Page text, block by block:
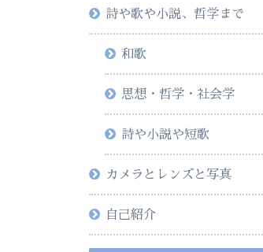
詩や歌や小説、哲学まで
和歌
思想・哲学・社会学
詩や小説や短歌
カメラとレンズと写真
自己紹介